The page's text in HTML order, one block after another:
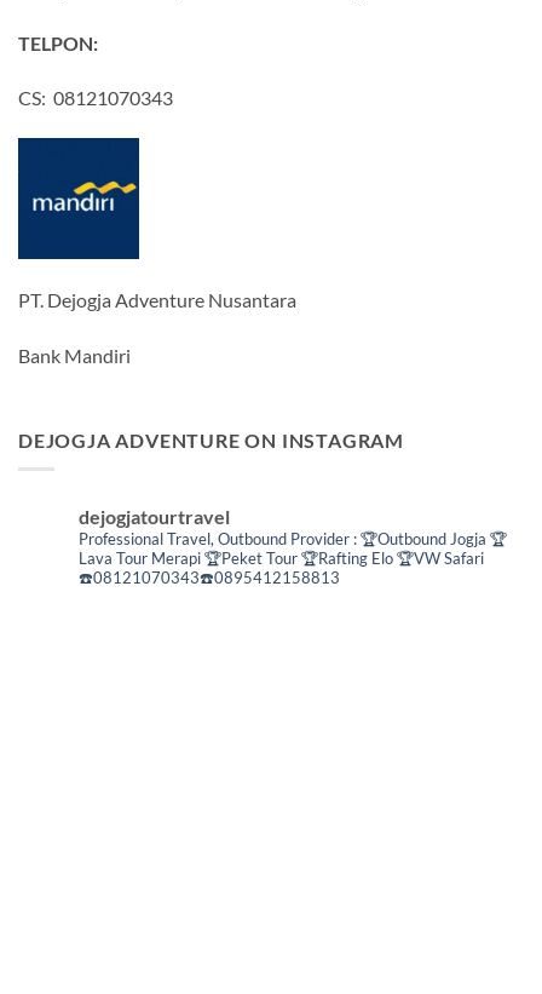
TELPON:
CS: 08121070343
PT. Dejogja Adventure Nusantara
Bank Mandiri
DEJOGJA ADVENTURE ON INSTAGRAM
dejogjatourtravel
Professional Travel,Outbound Provider :🏆Outbound Jogja 🏆
Lava Tour Merapi🏆Peket Tour🏆Rafting Elo🏆VW Safari
☎️08121070343☎️0895412158813